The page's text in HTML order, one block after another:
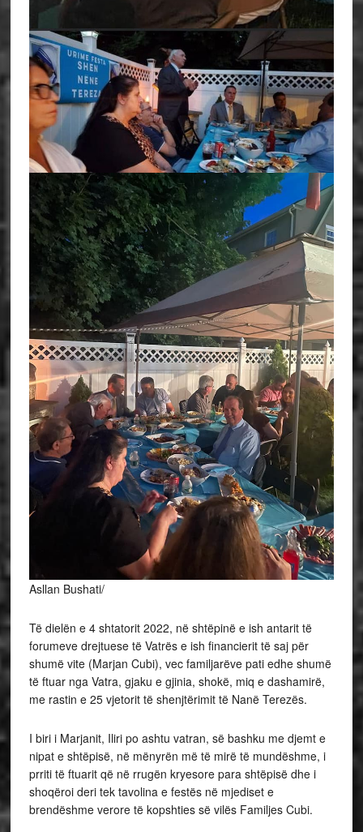
Asllan Bushati/
Të dielën e 4 shtatorit 2022, në shtëpinë e ish antarit të
forumeve drejtuese të Vatrës e ish financierit të saj për
shumë vite (Marjan Cubi), vec familjarëve pati edhe shumë
të ftuar nga Vatra, gjaku e gjinia, shokë, miq e dashamirë,
me rastin e 25 vjetorit të shenjtërimit të Nanë Terezës.
I biri i Marjanit, Iliri po ashtu vatran, së bashku me djemt e
nipat e shtëpisë, në mënyrën më të mirë të mundëshme, i
prriti të ftuarit që në rrugën kryesore para shtëpisë dhe i
shoqëroi deri tek tavolina e festës në mjediset e
brendëshme verore të kopshties së vilës Familjes Cubi.